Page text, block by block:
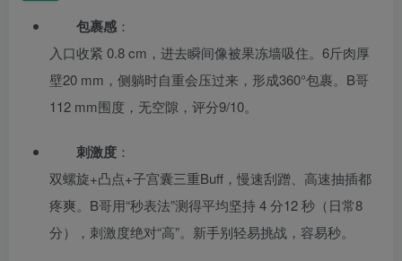
包裹感 ：
入口收紧 0.8 cm，进去瞬间像被果冻墙吸住。6斤肉厚
壁20 mm，侧躺时自重会压过来，形成360°包裹。B哥
112 mm围度，无空隙，评分9/10。
刺激度 ：
双螺旋+凸点+子宫囊三重Buff，慢速刮蹭、高速抽插都
疼爽。B哥用“秒表法”测得平均坚持 4 分12 秒（日常8
分），刺激度绝对“高”。新手别轻易挑战，容易秒。